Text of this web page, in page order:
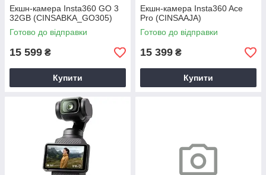
Екшн-камера Insta360 GO 3
32GB (CINSABKA_GO305)
Готово до відправки
15 599 ₴
Купити
Екшн-камера Insta360 Ace
Pro (CINSAAJA)
Готово до відправки
15 399 ₴
Купити